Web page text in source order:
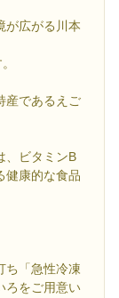
が広がる川本
産であるえご
、ビタミンB
健康的な食品
ち「急性冷凍
ろをご用意い